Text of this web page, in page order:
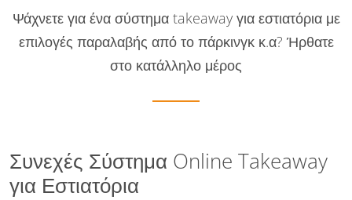
Ψάχνετε για ένα σύστημα takeaway για εστιατόρια με
επιλογές παραλαβής από το πάρκινγκ κ.α? Ήρθατε
στο κατάλληλο μέρος
Συνεχές Σύστημα Online Takeaway
για Εστιατόρια